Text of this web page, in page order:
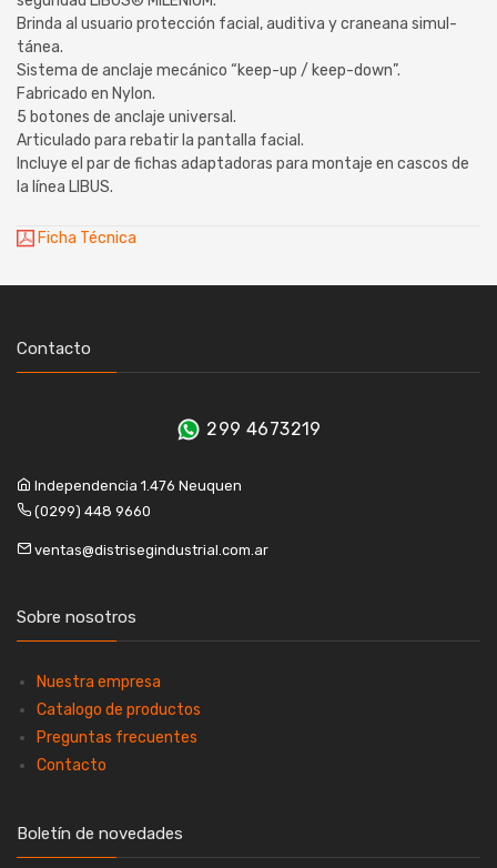
Brinda al usuario protección facial, auditiva y craneana simul­
tánea.
Sistema de anclaje mecánico “keep-up / keep-down”.
Fabricado en Nylon.
5 botones de anclaje universal.
Articulado para rebatir la pantalla facial.
Incluye el par de fichas adaptadoras para montaje en cascos de
la línea LIBUS.
Ficha Técnica
Contacto
299 4673219
Independencia 1.476 Neuquen
(0299) 448 9660
ventas@distrisegindustrial.com.ar
Sobre nosotros
Nuestra empresa
Catalogo de productos
Preguntas frecuentes
Contacto
Boletín de novedades